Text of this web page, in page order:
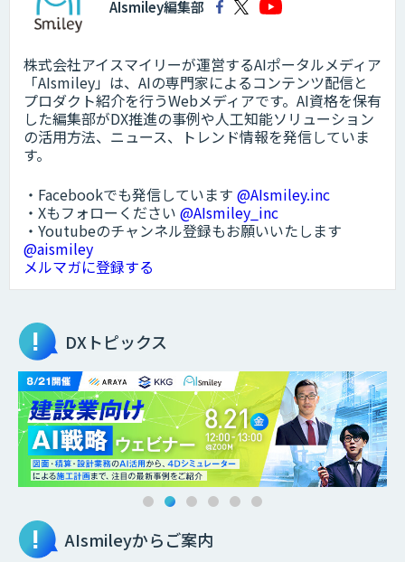
AIsmiley編集部
株式会社アイスマイリーが運営するAIポータルメディア
「AIsmiley」は、AIの専門家によるコンテンツ配信と
プロダクト紹介を行うWebメディアです。AI資格を保有
した編集部がDX推進の事例や人工知能ソリューション
の活用方法、ニュース、トレンド情報を発信していま
す。
・Facebookでも発信しています @AIsmiley.inc
・Xもフォローください @AIsmiley_inc
・Youtubeのチャンネル登録もお願いいたします
@aismiley
メルマガに登録する
DXトピックス
AIsmileyからご案内